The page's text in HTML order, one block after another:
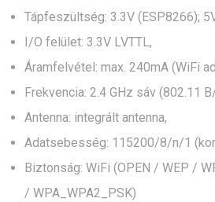
Tápfeszültség: 3.3V (ESP8266);
I/O felület: 3.3V LVTTL,
Áramfelvétel: max. 240mA (WiFi
Frekvencia: 2.4 GHz sáv (802.11
Antenna: integrált antenna,
Adatsebesség: 115200/8/n/1
Biztonság: WiFi (OPEN / WEP /
/ WPA_WPA2_PSK)